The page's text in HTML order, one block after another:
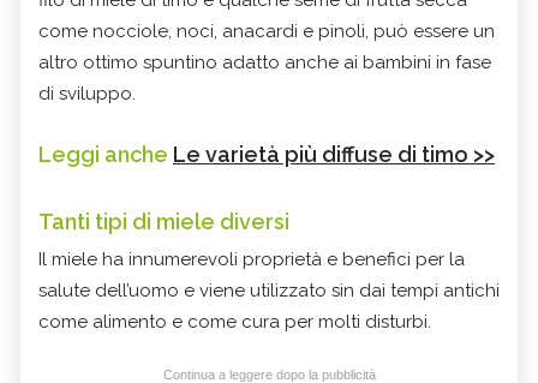
come nocciole, noci, anacardi e pinoli, può essere un
altro ottimo spuntino adatto anche ai bambini in fase
di sviluppo.
Leggi anche Le varietà più diffuse di timo >>
Tanti tipi di miele diversi
Il miele ha innumerevoli proprietà e benefici per la
salute dell’uomo e viene utilizzato sin dai tempi antichi
come alimento e come cura per molti disturbi.
Continua a leggere dopo la pubblicità